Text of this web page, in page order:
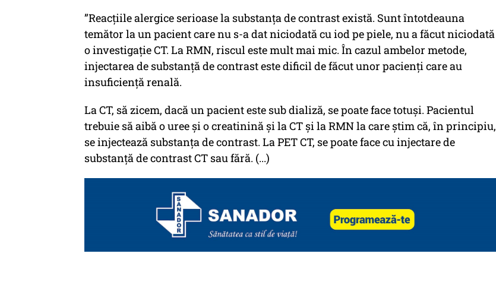
”Reacțiile alergice serioase la substanţa de contrast există. Sunt întotdeauna
temător la un pacient care nu s-a dat niciodată cu iod pe piele, nu a făcut niciodată
o investigație CT. La RMN, riscul este mult mai mic. În cazul ambelor metode,
injectarea de substanţă de contrast este dificil de făcut unor pacienţi care au
insuficienţă renală.
La CT, să zicem, dacă un pacient este sub dializă, se poate face totuşi. Pacientul
trebuie să aibă o uree şi o creatinină şi la CT şi la RMN la care ştim că, în principiu,
se injectează substanţa de contrast. La PET CT, se poate face cu injectare de
substanţă de contrast CT sau fără. (...)